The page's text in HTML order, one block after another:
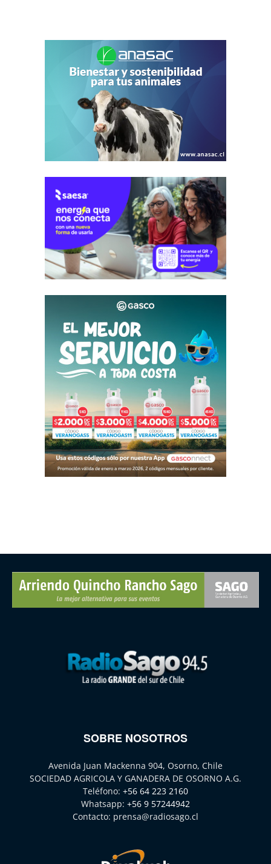
SOBRE NOSOTROS
Avenida Juan Mackenna 904, Osorno, Chile
SOCIEDAD AGRICOLA Y GANADERA DE OSORNO A.G.
Teléfono: +56 64 223 2160
Whatsapp: +56 9 57244942
Contacto: prensa@radiosago.cl